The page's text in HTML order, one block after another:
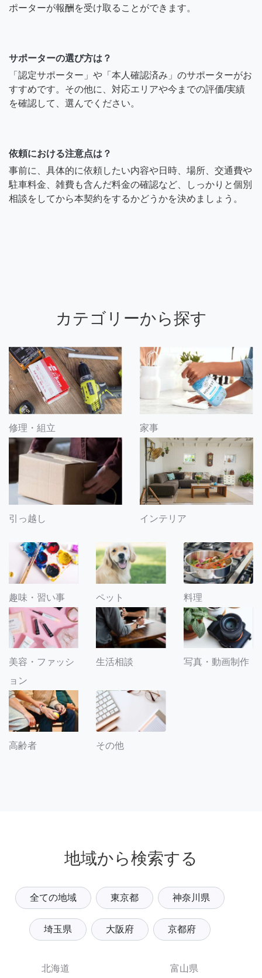
ポーターが報酬を受け取ることができます。
サポーターの選び方は？
「認定サポーター」や「本人確認済み」のサポーターがお
すすめです。その他に、対応エリアや今までの評価/実績
を確認して、選んでください。
依頼における注意点は？
事前に、具体的に依頼したい内容や日時、場所、交通費や
駐車料金、雑費も含んだ料金の確認など、しっかりと個別
相談をしてから本契約をするかどうかを決めましょう。
カテゴリーから探す
修理・組立 家事
引っ越し インテリア
趣味・習い事 ペット 料理
美容・ファッシ
ョン
生活相談 写真・動画制作
高齢者 その他
地域から検索する
全ての地域 東京都 神奈川県
埼玉県 大阪府 京都府
北海道
富山県